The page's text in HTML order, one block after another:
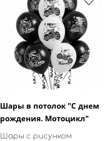
Шары в потолок "С днем
рождения. Мотоцикл"
Шары с рисунком